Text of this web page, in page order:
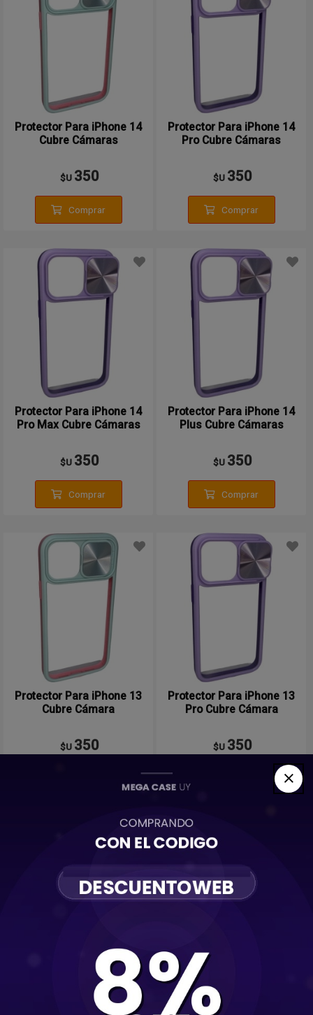
Protector Para iPhone 14
Cubre Cámaras
$U 350
Comprar
Protector Para iPhone 14
Pro Cubre Cámaras
$U 350
Comprar
Protector Para iPhone 14
Pro Max Cubre Cámaras
$U 350
Comprar
Protector Para iPhone 14
Plus Cubre Cámaras
$U 350
Comprar
Protector Para iPhone 13
Cubre Cámara
$U 350
Protector Para iPhone 13
Pro Cubre Cámara
$U 350
Protector Para iPhone 13
Pro Max Cubre Cámara
Protector Para iPhone 13
Mini Acrylic